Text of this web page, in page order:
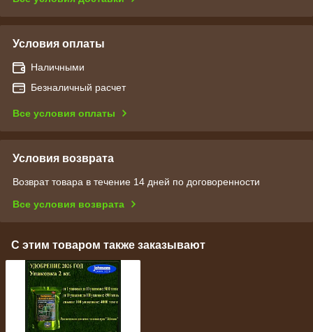
Условия оплаты
Наличными
Безналичный расчет
Все условия оплаты
Условия возврата
Возврат товара в течение 14 дней по договоренности
Все условия возврата
С этим товаром также заказывают